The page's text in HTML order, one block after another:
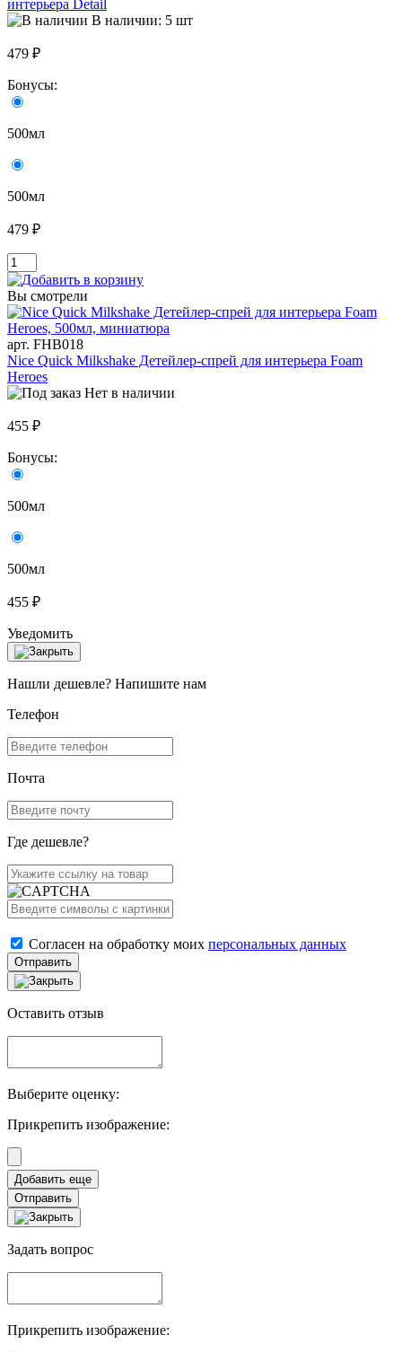
интерьера Detail
В наличии: 5 шт
479 ₽
Бонусы:
500мл
500мл
479 ₽
Вы смотрели
арт. FHB018
Nice Quick Milkshake Детейлер-спрей для интерьера Foam
Heroes
Нет в наличии
455 ₽
Бонусы:
500мл
500мл
455 ₽
Уведомить
Нашли дешевле? Напишите нам
Телефон
Почта
Где дешевле?
Согласен на обработку моих персональных данных
Отправить
Оставить отзыв
Выберите оценку:
Прикрепить изображение:
Отправить
Задать вопрос
Прикрепить изображение: